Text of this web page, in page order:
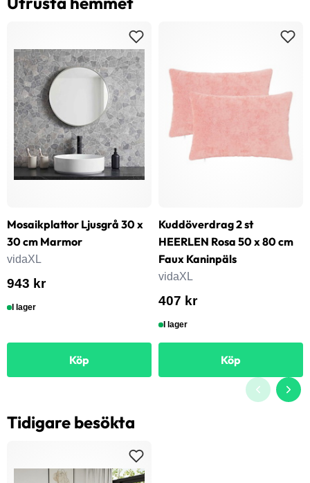
Mosaikplattor Ljusgrå 30 x
30 cm Marmor
vidaXL
943 kr
I lager
Köp
Kuddöverdrag 2 st
HEERLEN Rosa 50 x 80 cm
Faux Kaninpäls
vidaXL
407 kr
I lager
Köp
Tidigare besökta